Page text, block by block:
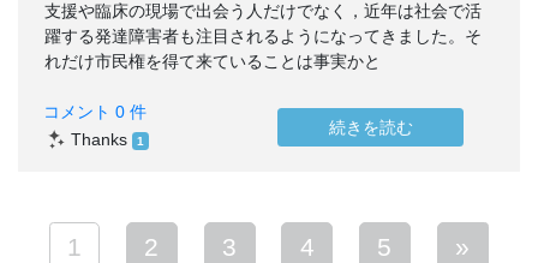
支援や臨床の現場で出会う人だけでなく，近年は社会で活
躍する発達障害者も注目されるようになってきました。そ
れだけ市民権を得て来ていることは事実かと
コメント 0 件
Thanks 1
続きを読む
1 2 3 4 5 »